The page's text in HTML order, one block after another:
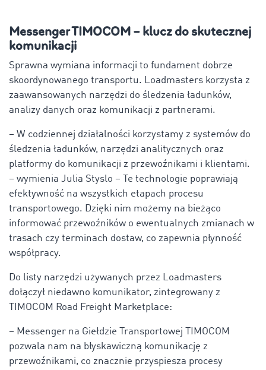
Messenger TIMOCOM – klucz do skutecznej
komunikacji
Sprawna wymiana informacji to fundament dobrze
skoordynowanego transportu. Loadmasters korzysta z
zaawansowanych narzędzi do śledzenia ładunków,
analizy danych oraz komunikacji z partnerami.
– W codziennej działalności korzystamy z systemów do
śledzenia ładunków, narzędzi analitycznych oraz
platformy do komunikacji z przewoźnikami i klientami.
– wymienia Julia Styslo – Te technologie poprawiają
efektywność na wszystkich etapach procesu
transportowego. Dzięki nim możemy na bieżąco
informować przewoźników o ewentualnych zmianach w
trasach czy terminach dostaw, co zapewnia płynność
współpracy.
Do listy narzędzi używanych przez Loadmasters
dołączył niedawno komunikator, zintegrowany z
TIMOCOM Road Freight Marketplace:
– Messenger na Giełdzie Transportowej TIMOCOM
pozwala nam na błyskawiczną komunikację z
przewoźnikami, co znacznie przyspiesza procesy